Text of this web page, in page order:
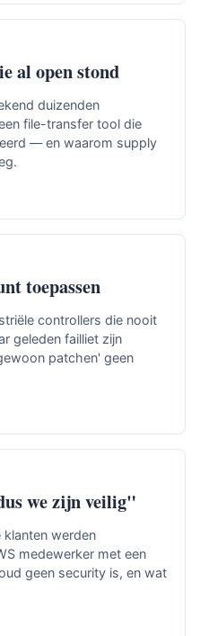
al open stond
duizenden
file-transfer tool die
— en waarom supply
toepassen
controllers die nooit
geleden failliet zijn
patchen' geen
we zijn veilig"
klanten werden
medewerker met een
geen security is, en wat